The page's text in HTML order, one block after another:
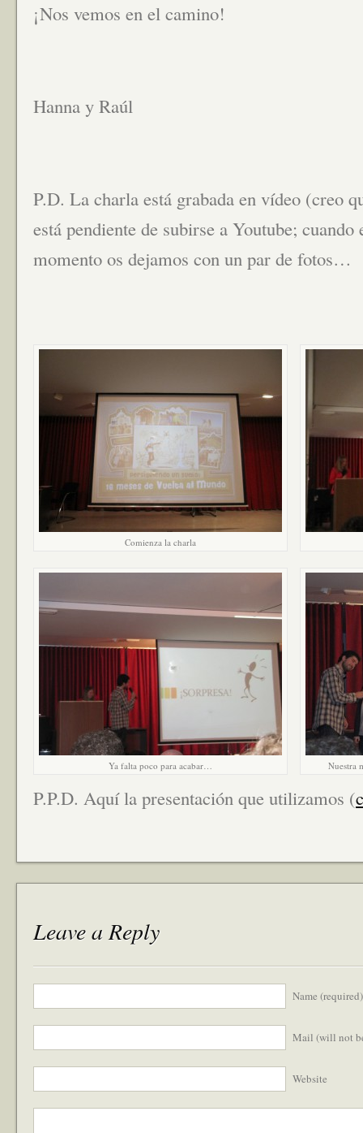
¡Nos vemos en el camino!
Hanna y Raúl
P.D. La charla está grabada en vídeo (creo
está pendiente de subirse a Youtube;
momento os dejamos con un par de fotos…
Comienza la charla
Ya falta poco para acabar… Nuestra
P.P.D. Aquí la presentación que utilizamos (
Leave a Reply
Name (required)
Mail (will not
Website